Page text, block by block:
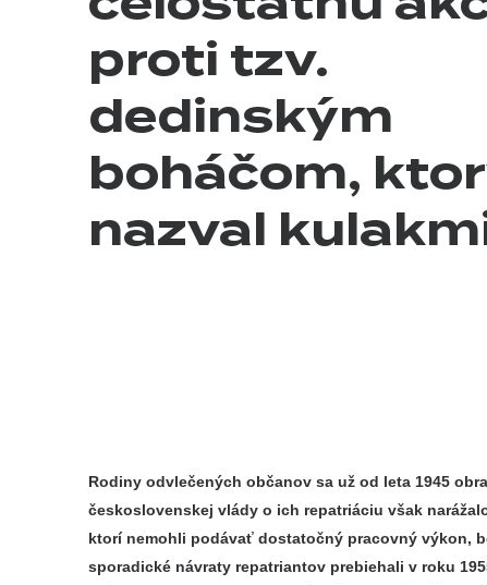
proti tzv.
dedinským
boháčom,
nazval
Rodiny odvlečených občanov sa už od leta 1945
československej vlády o ich repatriáciu však
ktorí nemohli podávať dostatočný pracovný výkon,
sporadické návraty repatriantov prebiehali v roku